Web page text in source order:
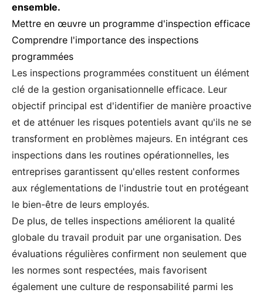
ensemble.
Mettre en œuvre un programme d'inspection efficace
Comprendre l'importance des inspections
programmées
Les inspections programmées constituent un élément
clé de la gestion organisationnelle efficace. Leur
objectif principal est d'identifier de manière proactive
et de atténuer les risques potentiels avant qu'ils ne se
transforment en problèmes majeurs. En intégrant ces
inspections dans les routines opérationnelles, les
entreprises garantissent qu'elles restent conformes
aux réglementations de l'industrie tout en protégeant
le bien-être de leurs employés.
De plus, de telles inspections améliorent la qualité
globale du travail produit par une organisation. Des
évaluations régulières confirment non seulement que
les normes sont respectées, mais favorisent
également une culture de responsabilité parmi les